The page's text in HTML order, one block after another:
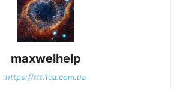
maxwelhelp
https://ttt.1ca.com.ua